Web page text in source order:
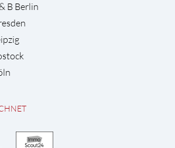
B Berlin